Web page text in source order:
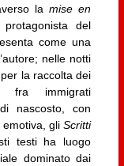
lamise en
del
come una
nelle notti
la raccolta dei
fra immigrati
nascosto, con
emotiva, gliScritti
testi ha luogo
dominato dai